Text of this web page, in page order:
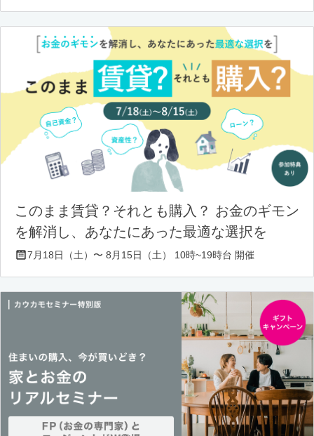
このまま賃貸？それとも購入？ お金のギモン
を解消し、あなたにあった最適な選択を
7月18日（土）〜 8月15日（土） 10時~19時台 開催